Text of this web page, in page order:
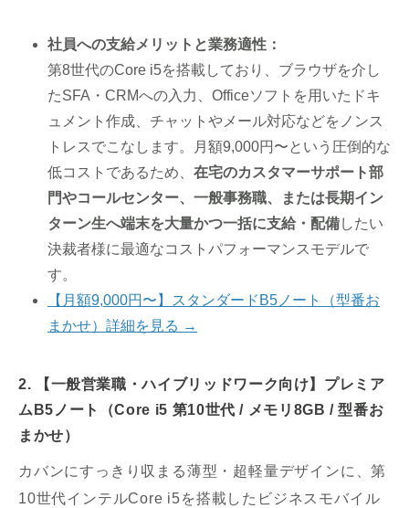
社員への支給メリットと業務適性：
第8世代のCore i5を搭載しており、ブラウザを介し
たSFA・CRMへの入力、Officeソフトを用いたドキ
ュメント作成、チャットやメール対応などをノンス
トレスでこなします。月額9,000円〜という圧倒的な
低コストであるため、 在宅のカスタマーサポート部
門やコールセンター、一般事務職、または長期イン
ターン生へ端末を大量かつ一括に支給・配備したい
決裁者様に最適なコストパフォーマンスモデルで
す。
【月額9,000円〜】スタンダードB5ノート（型番お
まかせ）詳細を見る →
2. 【一般営業職・ハイブリッドワーク向け】プレミア
ムB5ノート（Core i5 第10世代 / メモリ8GB / 型番お
まかせ）
カバンにすっきり収まる薄型・超軽量デザインに、第
10世代インテルCore i5を搭載したビジネスモバイル